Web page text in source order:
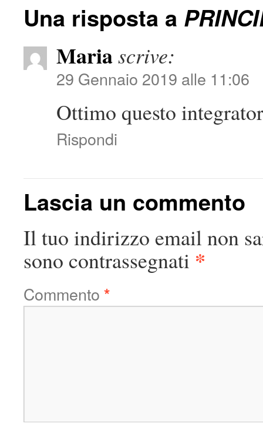
Una risposta a
Mariascrive:
29 Gennaio 2019 alle 11:06
Ottimo questo
Rispondi
Lascia un commento
Il tuo indirizzo email non
sono contrassegnati *
Commento *